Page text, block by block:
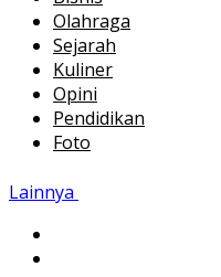
Olahraga
Sejarah
Kuliner
Opini
Pendidikan
Foto
Lainnya